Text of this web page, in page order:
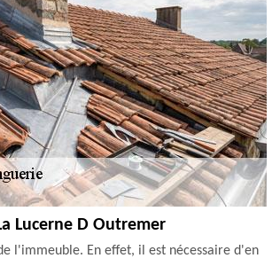
Lucerne D Outremer
l'immeuble. En effet, il est nécessaire d'en